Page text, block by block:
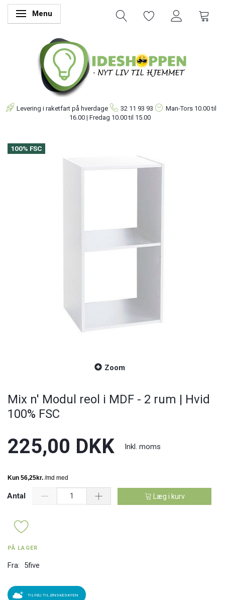
Skifte navigation
Menu
Levering i raketfart på hverdage 32 11 93 93 Man-Tors 10.00 til
16.00 | Fredag 10.00 til 15.00
100% FSC
Zoom
Mix n' Modul reol i MDF - 2 rum | Hvid
100% FSC
225,00 DKK Inkl. moms
Antal Læg i kurv
PÅ LAGER
Fra: 5five
TILFØJ TIL ØNSKESKYEN